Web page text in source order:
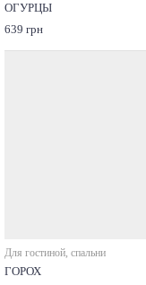
ОГУРЦЫ
639 грн
Для гостиной, спальни
ГОРОХ